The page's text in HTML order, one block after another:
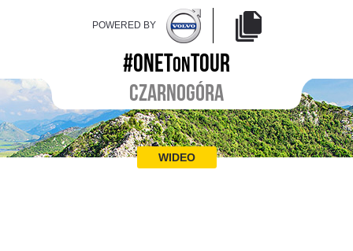
POWERED BY
#ONETONTOUR
CZARNOGÓRA
WIDEO